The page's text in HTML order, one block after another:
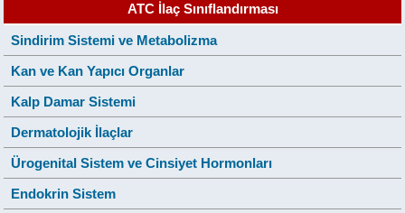
ATC İlaç Sınıflandırması
Sindirim Sistemi ve Metabolizma
Kan ve Kan Yapıcı Organlar
Kalp Damar Sistemi
Dermatolojik İlaçlar
Ürogenital Sistem ve Cinsiyet Hormonları
Endokrin Sistem